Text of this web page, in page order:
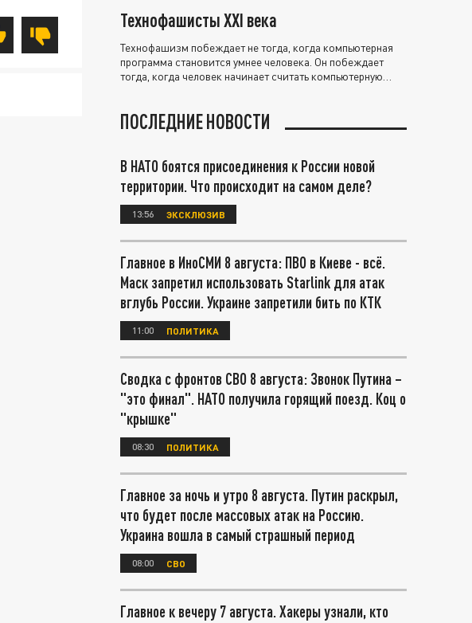
Технофашисты XXI века
Технофашизм побеждает не тогда, когда компьютерная
программа становится умнее человека. Он побеждает
тогда, когда человек начинает считать компьютерную
ПОСЛЕДНИЕ НОВОСТИ
В НАТО боятся присоединения к России новой
территории. Что происходит на самом деле?
13:56 ЭКСКЛЮЗИВ
Главное в ИноСМИ 8 августа: ПВО в Киеве - всё.
Маск запретил использовать Starlink для атак
вглубь России. Украине запретили бить по КТК
11:00 ПОЛИТИКА
Сводка с фронтов СВО 8 августа: Звонок Путина –
"это финал". НАТО получила горящий поезд. Коц о
"крышке"
08:30 ПОЛИТИКА
Главное за ночь и утро 8 августа. Путин раскрыл,
что будет после массовых атак на Россию.
Украина вошла в самый страшный период
08:00 СВО
Главное к вечеру 7 августа. Хакеры узнали, кто